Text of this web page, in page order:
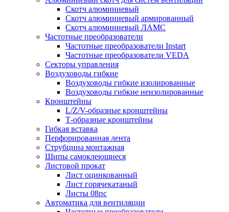
Скотч алюминиевый
Скотч алюминиевый армированный
Скотч алюминиевый ЛАМС
Частотные преобразователи
Частотные преобразователи Instart
Частотные преобразователи VEDA
Секторы управления
Воздуховоды гибкие
Воздуховоды гибкие изолированные
Воздуховоды гибкие неизолированные
Кронштейны
L/Z/V-образные кронштейны
Т-образные кронштейны
Гибкая вставка
Перфорированная лента
Струбцина монтажная
Шипы самоклеющиеся
Листовой прокат
Лист оцинкованный
Лист горячекатаный
Листы 08пс
Автоматика для вентиляции